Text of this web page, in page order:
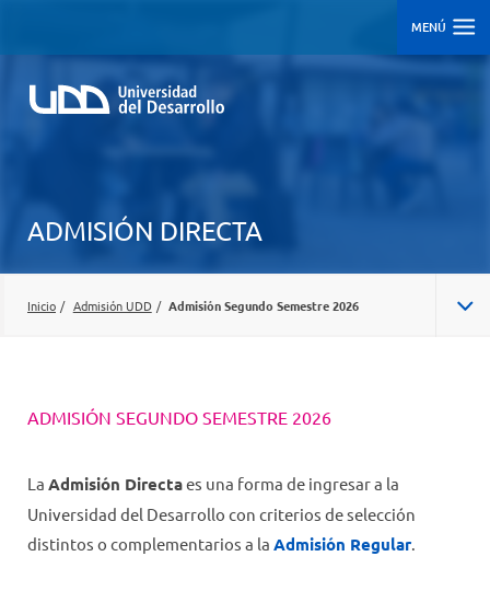
MENÚ
ADMISIÓN DIRECTA
Inicio / Admisión UDD / Admisión Segundo Semestre 2026
BECAS
PONDERACIONES Y VACANTES
ADMISIÓN SEGUNDO SEMESTRE 2026
La Admisión Directaes una forma de ingresar a la
Universidad del Desarrollo con criterios de selección
distintos o complementarios a la Admisión Regular.